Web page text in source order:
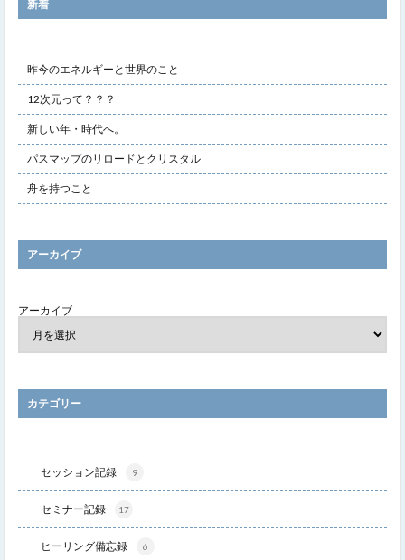
新着
昨今のエネルギーと世界のこと
12次元って？？？
新しい年・時代へ。
パスマップのリロードとクリスタル
舟を持つこと
アーカイブ
アーカイブ
カテゴリー
セッション記録 9
セミナー記録 17
ヒーリング備忘録 6